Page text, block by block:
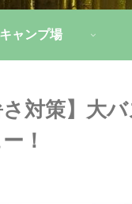
キャンプ場
さ対策】大
！